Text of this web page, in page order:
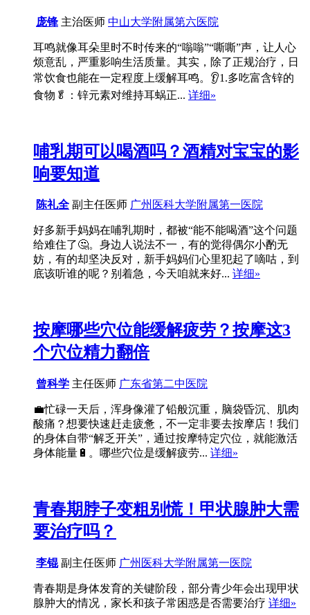
庞锋 主治医师 中山大学附属第六医院
耳鸣就像耳朵里时不时传来的“嗡嗡”“嘶嘶”声，让人心
烦意乱，严重影响生活质量。其实，除了正规治疗，日
常饮食也能在一定程度上缓解耳鸣。👂1.多吃富含锌的
食物🥬：锌元素对维持耳蜗正... 详细»
哺乳期可以喝酒吗？酒精对宝宝的影
响要知道
陈礼全 副主任医师 广州医科大学附属第一医院
好多新手妈妈在哺乳期时，都被“能不能喝酒”这个问题
给难住了🤔。身边人说法不一，有的觉得偶尔小酌无
妨，有的却坚决反对，新手妈妈们心里犯起了嘀咕，到
底该听谁的呢？别着急，今天咱就来好... 详细»
按摩哪些穴位能缓解疲劳？按摩这3
个穴位精力翻倍
曾科学 主任医师 广东省第二中医院
💼忙碌一天后，浑身像灌了铅般沉重，脑袋昏沉、肌肉
酸痛？想要快速赶走疲惫，不一定非要去按摩店！我们
的身体自带“解乏开关”，通过按摩特定穴位，就能激活
身体能量🔋。哪些穴位是缓解疲劳... 详细»
青春期脖子变粗别慌！甲状腺肿大需
要治疗吗？
李锟副主任医师 广州医科大学附属第一医院
青春期是身体发育的关键阶段，部分青少年会出现甲状
腺肿大的情况，家长和孩子常困惑是否需要治疗 详细»